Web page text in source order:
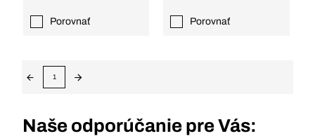
Porovnať Porovnať
1
Naše odporúčanie pre Vás: